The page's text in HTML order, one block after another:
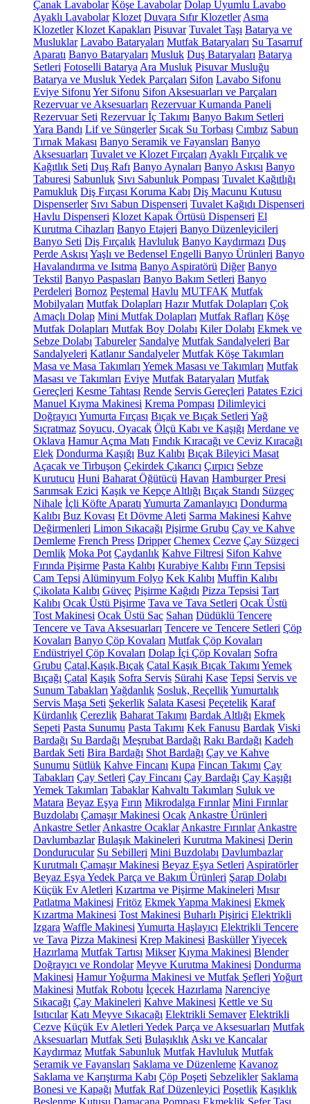
Çanak Lavabolar Köşe Lavabolar Dolap Uyumlu Lavabo
Ayaklı Lavabolar Klozet Duvara Sıfır Klozetler Asma
Klozetler Klozet Kapakları Pisuvar Tuvalet Taşı Batarya ve
Musluklar Lavabo Bataryaları Mutfak Bataryaları Su Tasarruf
Aparatı Banyo Bataryaları Musluk Duş Bataryaları Batarya
Setleri Fotoselli Batarya Ara Musluk Pisuvar Musluğu
Batarya ve Musluk Yedek Parçaları Sifon Lavabo Sifonu
Eviye Sifonu Yer Sifonu Sifon Aksesuarları ve Parçaları
Rezervuar ve Aksesuarları Rezervuar Kumanda Paneli
Rezervuar Seti Rezervuar İç Takımı Banyo Bakım Setleri
Yara Bandı Lif ve Süngerler Sıcak Su Torbası Cımbız Sabun
Tırnak Makası Banyo Seramik ve Fayansları Banyo
Aksesuarları Tuvalet ve Klozet Fırçaları Ayaklı Fırçalık ve
Kağıtlık Seti Duş Rafı Banyo Aynaları Banyo Askısı Banyo
Taburesi Sabunluk Sıvı Sabunluk Pompası Tuvalet Kağıtlığı
Pamukluk Diş Fırçası Koruma Kabı Diş Macunu Kutusu
Dispenserler Sıvı Sabun Dispenseri Tuvalet Kağıdı Dispenseri
Havlu Dispenseri Klozet Kapak Örtüsü Dispenseri El
Kurutma Cihazları Banyo Etajeri Banyo Düzenleyicileri
Banyo Seti Diş Fırçalık Havluluk Banyo Kaydırmazı Duş
Perde Askısı Yaşlı ve Bedensel Engelli Banyo Ürünleri Banyo
Havalandırma ve Isıtma Banyo Aspiratörü Diğer Banyo
Tekstil Banyo Paspasları Banyo Bakım Setleri Banyo
Perdeleri Bornoz Peştemal Havlu MUTFAK Mutfak
Mobilyaları Mutfak Dolapları Hazır Mutfak Dolapları Çok
Amaçlı Dolap Mini Mutfak Dolapları Mutfak Rafları Köşe
Mutfak Dolapları Mutfak Boy Dolabı Kiler Dolabı Ekmek ve
Sebze Dolabı Tabureler Sandalye Mutfak Sandalyeleri Bar
Sandalyeleri Katlanır Sandalyeler Mutfak Köşe Takımları
Masa ve Masa Takımları Yemek Masası ve Takımları Mutfak
Masası ve Takımları Eviye Mutfak Bataryaları Mutfak
Gereçleri Kesme Tahtası Rende Servis Gereçleri Patates Ezici
Manuel Kıyma Makinesi Krema Pompası Dilimleyici
Doğrayıcı Yumurta Fırçası Bıçak ve Bıçak Setleri Yağ
Sıçratmaz Soyucu, Oyacak Ölçü Kabı ve Kaşığı Merdane ve
Oklava Hamur Açma Matı Fındık Kıracağı ve Ceviz Kıracağı
Elek Dondurma Kaşığı Buz Kalıbı Bıçak Bileyici Masat
Açacak ve Tirbuşon Çekirdek Çıkarıcı Çırpıcı Sebze
Kurutucu Huni Baharat Öğütücü Havan Hamburger Presi
Sarımsak Ezici Kaşık ve Kepçe Altlığı Bıçak Standı Süzgeç
Nihale İçli Köfte Aparatı Yumurta Zamanlayıcı Dondurma
Kalıbı Buz Kovası Et Dövme Aleti Sarma Makinesi Kahve
Değirmenleri Limon Sıkacağı Pişirme Grubu Çay ve Kahve
Demleme French Press Dripper Chemex Cezve Çay Süzgeci
Demlik Moka Pot Çaydanlık Kahve Filtresi Sifon Kahve
Fırında Pişirme Pasta Kalıbı Kurabiye Kalıbı Fırın Tepsisi
Cam Tepsi Alüminyum Folyo Kek Kalıbı Muffin Kalıbı
Çikolata Kalıbı Güveç Pişirme Kağıdı Pizza Tepsisi Tart
Kalıbı Ocak Üstü Pişirme Tava ve Tava Setleri Ocak Üstü
Tost Makinesi Ocak Üstü Sac Sahan Düdüklü Tencere
Tencere ve Tava Aksesuarları Tencere ve Tencere Setleri Çöp
Kovaları Banyo Çöp Kovaları Mutfak Çöp Kovaları
Endüstriyel Çöp Kovaları Dolap İçi Çöp Kovaları Sofra
Grubu Çatal,Kaşık,Bıçak Çatal Kaşık Bıçak Takımı Yemek
Bıçağı Çatal Kaşık Sofra Servis Sürahi Kase Tepsi Servis ve
Sunum Tabakları Yağdanlık Sosluk, ReçellikYumurtalık
Servis Maşa Seti Şekerlik Salata Kasesi Peçetelik Karaf
Kürdanlık Çerezlik Baharat Takımı Bardak Altlığı Ekmek
Sepeti Pasta Sunumu Pasta Takımı Kek Fanusu Bardak Viski
Bardağı Su Bardağı Meşrubat Bardağı Rakı Bardağı Kadeh
Bardak Seti Bira Bardağı Shot Bardağı Çay ve Kahve
Sunumu Sütlük Kahve Fincanı Kupa Fincan Takımı Çay
Tabakları Çay Setleri Çay Fincanı Çay Bardağı Çay Kaşığı
Yemek Takımları Tabaklar Kahvaltı Takımları Suluk ve
Matara Beyaz Eşya Fırın Mikrodalga Fırınlar Mini Fırınlar
Buzdolabı Çamaşır Makinesi Ocak Ankastre Ürünleri
Ankastre Setler Ankastre Ocaklar Ankastre Fırınlar Ankastre
Davlumbazlar Bulaşık Makineleri Kurutma Makinesi Derin
Dondurucular Su Sebilleri Mini Buzdolabı Davlumbazlar
Kurutmalı Çamaşır Makinesi Beyaz Eşya Setleri Aspiratörler
Beyaz Eşya Yedek Parça ve Bakım Ürünleri Şarap Dolabı
Küçük Ev Aletleri Kızartma ve Pişirme Makineleri Mısır
Patlatma Makinesi Fritöz Ekmek Yapma Makinesi Ekmek
Kızartma Makinesi Tost Makinesi Buharlı Pişirici Elektrikli
Izgara Waffle Makinesi Yumurta Haşlayıcı Elektrikli Tencere
ve Tava Pizza Makinesi Krep Makinesi BasküllerYiyecek
Hazırlama Mutfak Tartısı Mikser Kıyma Makinesi Blender
Doğrayıcı ve Rondolar Meyve Kurutma Makinesi Dondurma
Makinesi Hamur Yoğurma Makinesi ve Mutfak Şefleri Yoğurt
Makinesi Mutfak Robotu İçecek Hazırlama Narenciye
Sıkacağı Çay Makineleri Kahve Makinesi Kettle ve Su
Isıtıcılar Katı Meyve Sıkacağı Elektrikli Semaver Elektrikli
Cezve Küçük Ev Aletleri Yedek Parça ve Aksesuarları Mutfak
Aksesuarları Mutfak Seti Bulaşıklık Askı ve Kancalar
Kaydırmaz Mutfak Sabunluk Mutfak Havluluk Mutfak
Seramik ve Fayansları Saklama ve Düzenleme Kavanoz
Saklama ve Karıştırma Kabı Çöp Poşeti Sebzelikler Saklama
Bonesi ve Kapağı Mutfak Raf Düzenleyici Poşetlik Kaşıklık
Beslenme Kutusu Damacana Pompası Ekmeklik Sefer Tası